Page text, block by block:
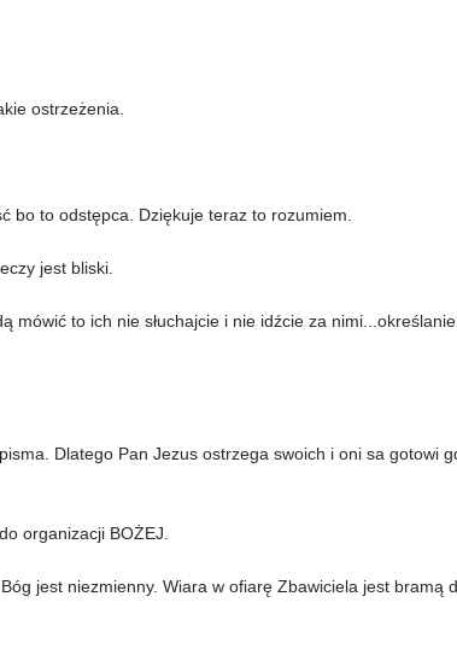
ostrzeżenia.
bo to odstępca. Dziękuje teraz to rozumiem.
jest bliski.
mówić to ich nie słuchajcie i nie idźcie za
Dlatego Pan Jezus ostrzega swoich i oni sa gotowi
organizacji BOŻEJ.
jest niezmienny. Wiara w ofiarę Zbawiciela jest bramą